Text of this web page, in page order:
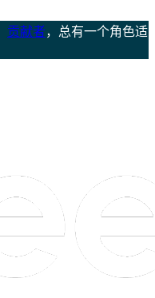
贡献者，总有一个角色适